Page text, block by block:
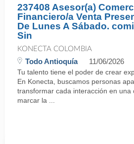
237408 Asesor(a)
Financiero/a Venta
De Lunes A Sábado.
Sin
KONECTA COLOMBIA
Todo Antioquía 11/06/2026
Tu talento tiene el poder de crear
En Konecta, buscamos personas
transformar cada interacción en una
marcar la ...